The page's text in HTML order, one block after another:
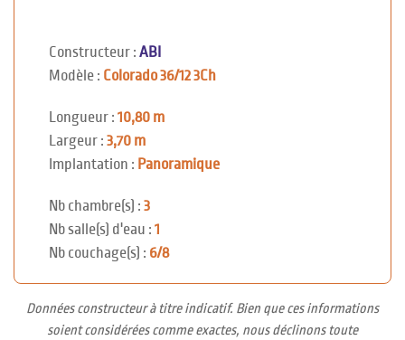
Constructeur : ABI
Modèle : Colorado 36/12 3Ch
Longueur : 10,80 m
Largeur : 3,70 m
Implantation : Panoramique
Nb chambre(s) : 3
Nb salle(s) d'eau : 1
Nb couchage(s) : 6/8
Données constructeur à titre indicatif. Bien que ces informations
soient considérées comme exactes, nous déclinons toute